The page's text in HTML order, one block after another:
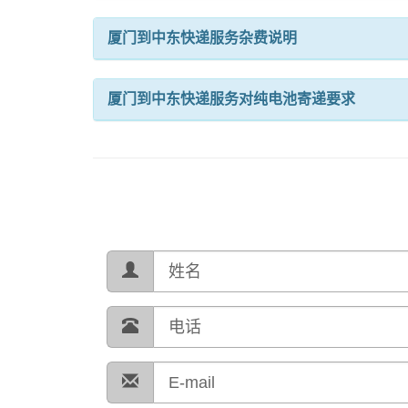
厦门到中东快递服务杂费说明
厦门到中东快递服务对纯电池寄递要求